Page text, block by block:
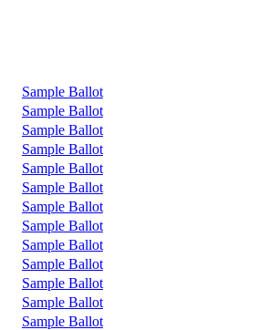
Sample Ballot
Sample Ballot
Sample Ballot
Sample Ballot
Sample Ballot
Sample Ballot
Sample Ballot
Sample Ballot
Sample Ballot
Sample Ballot
Sample Ballot
Sample Ballot
Sample Ballot